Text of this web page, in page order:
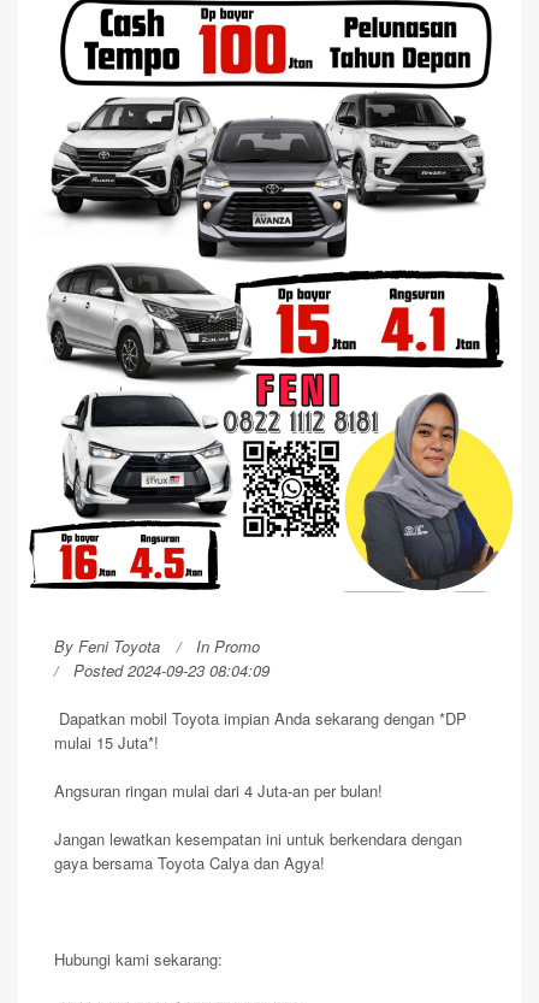
By Feni Toyota In Promo
Posted 2024-09-23 08:04:09
Dapatkan mobil Toyota impian Anda sekarang dengan *DP
mulai 15 Juta*!
Angsuran ringan mulai dari 4 Juta-an per bulan!
Jangan lewatkan kesempatan ini untuk berkendara dengan
gaya bersama Toyota Calya dan Agya!
Hubungi kami sekarang: